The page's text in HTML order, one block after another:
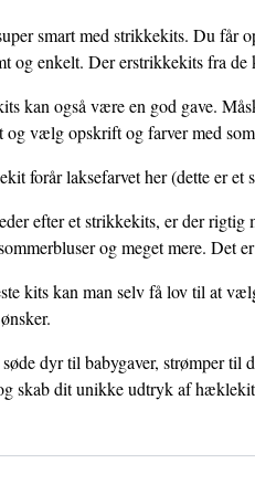
smart med strikkekits. Du får
og enkelt. Der erstrikkekits fra
kan også være en god gave.
og vælg opskrift og farver med
forår laksefarvet her(dette er et
efter et strikkekits, er der rigtig
og meget mere. Det
kits kan man selv få lov til at
dyr til babygaver, strømper til
skab dit unikke udtryk af